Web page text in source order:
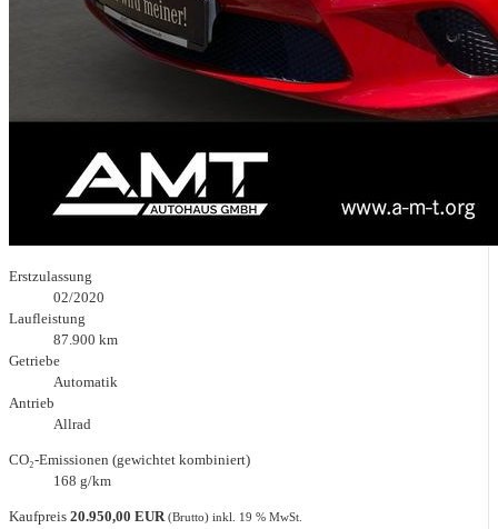
Erstzulassung
02/2020
Laufleistung
87.900 km
Getriebe
Automatik
Antrieb
Allrad
CO₂-Emissionen (gewichtet kombiniert)
168 g/km
Kaufpreis 20.950,00 EUR (Brutto) inkl. 19 % MwSt.